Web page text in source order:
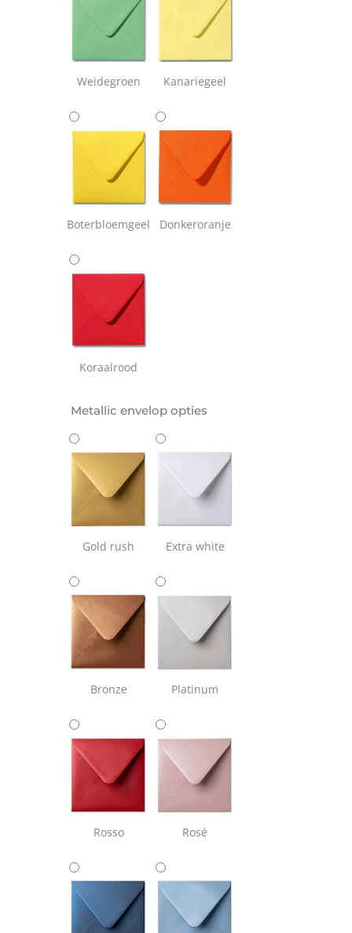
Weidegroen Kanariegeel
Boterbloemgeel Donkeroranje
Koraalrood
Metallic envelop opties
Gold rush Extra white
Bronze Platinum
Rosso Rosé